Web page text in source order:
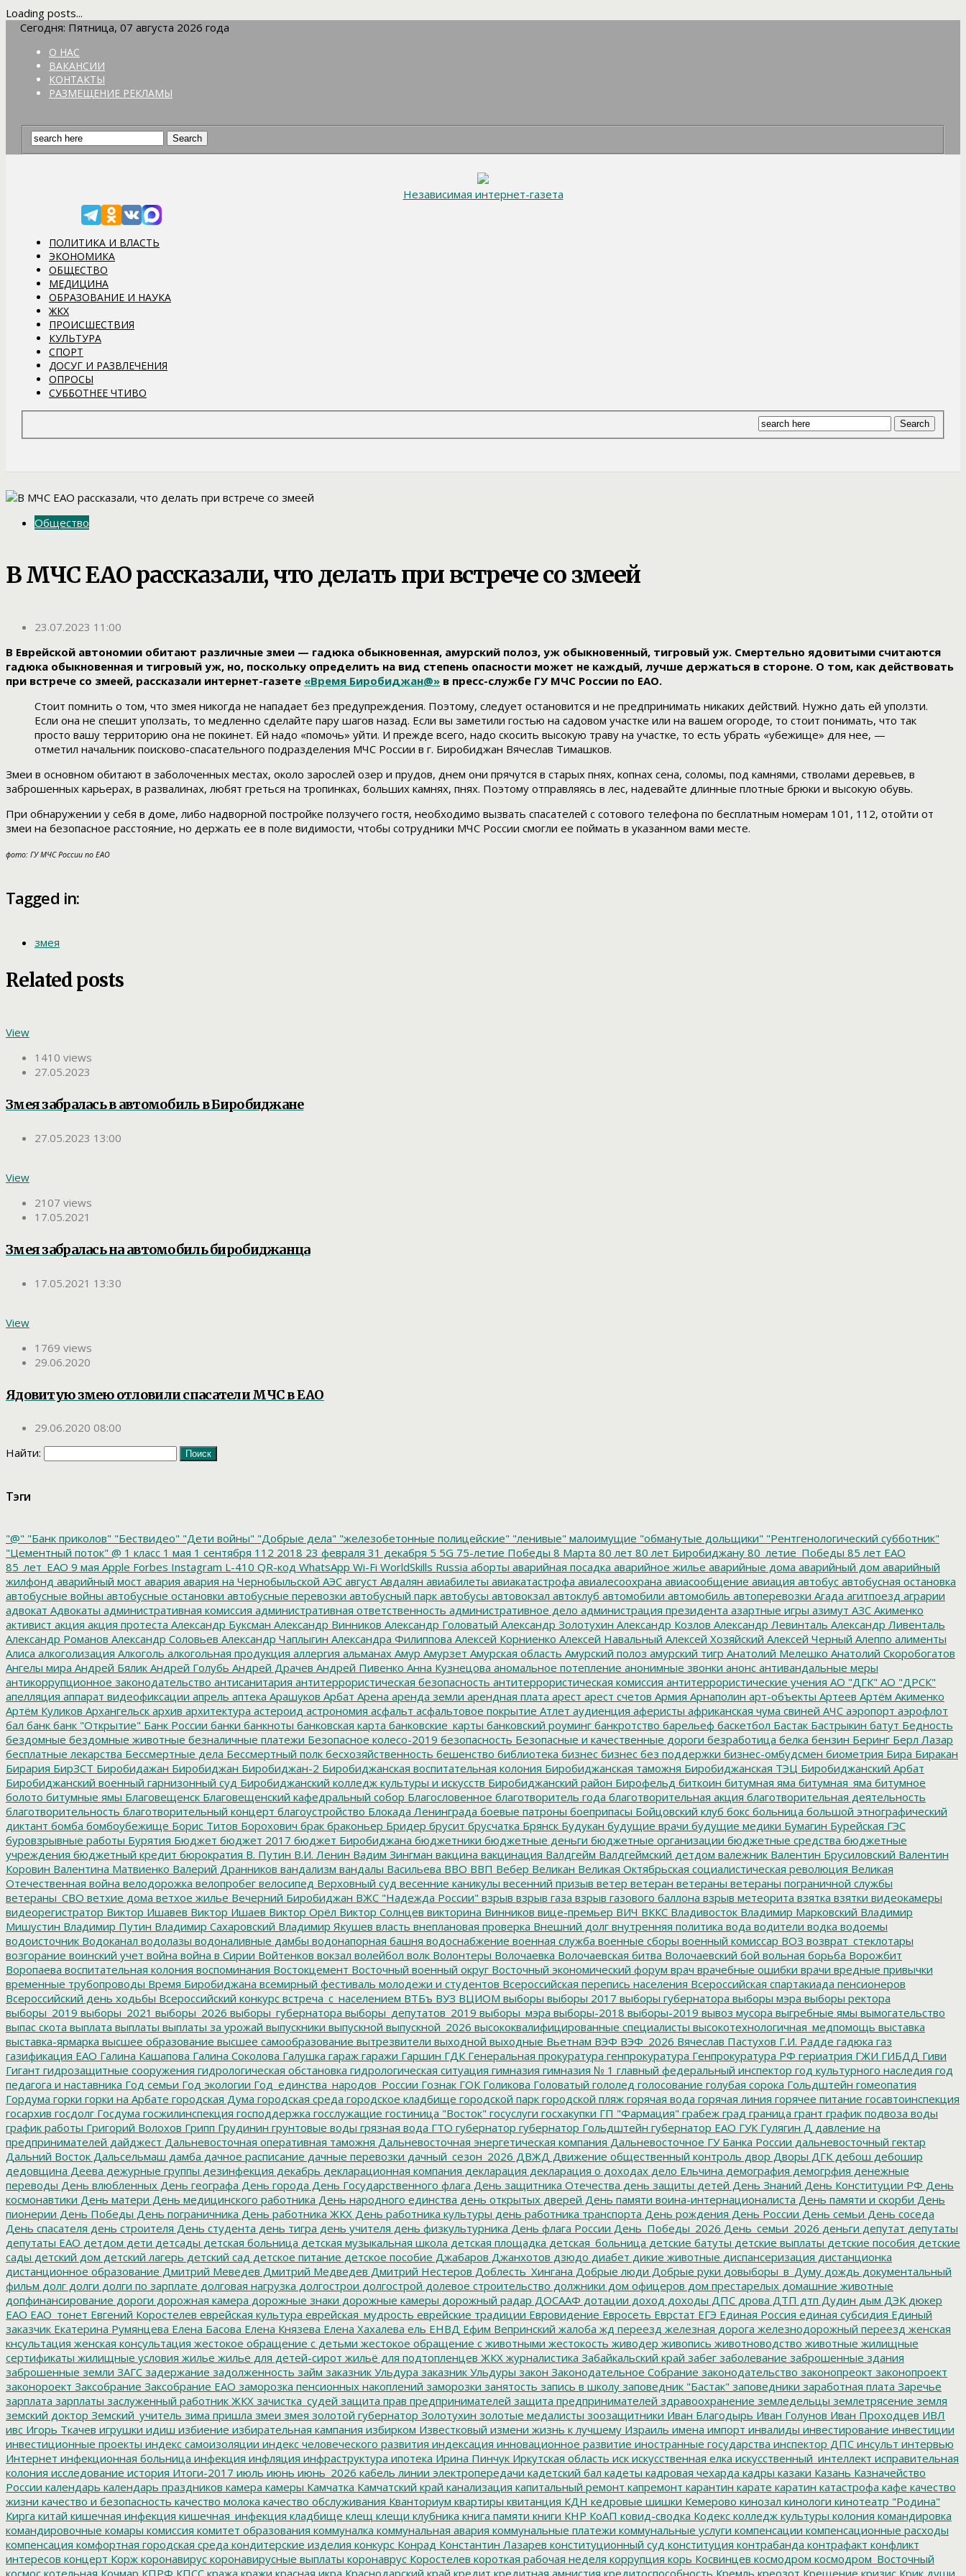
Loading posts...
Сегодня: Пятница, 07 августа 2026 года
О НАС
ВАКАНСИИ
КОНТАКТЫ
РАЗМЕЩЕНИЕ РЕКЛАМЫ
Независимая интернет-газета
ПОЛИТИКА И ВЛАСТЬ
ЭКОНОМИКА
ОБЩЕСТВО
МЕДИЦИНА
ОБРАЗОВАНИЕ И НАУКА
ЖКХ
ПРОИСШЕСТВИЯ
КУЛЬТУРА
СПОРТ
ДОСУГ И РАЗВЛЕЧЕНИЯ
ОПРОСЫ
СУББОТНЕЕ ЧТИВО
Общество
В МЧС ЕАО рассказали, что делать при встрече со змеей
23.07.2023 11:00
В Еврейской автономии обитают различные змеи — гадюка обыкновенная, амурский полоз, уж обыкновенный, тигровый уж. Смертельно ядовитыми считаются
гадюка обыкновенная и тигровый уж, но, поскольку определить на вид степень опасности может не каждый, лучше держаться в стороне. О том, как действовать
при встрече со змеей, рассказали интернет-газете «Время Биробиджан@» в пресс-службе ГУ МЧС России по ЕАО.
Стоит помнить о том, что змея никогда не нападает без предупреждения. Поэтому, следует остановится и не предпринимать никаких действий. Нужно дать ей уползти.
Если она не спешит уползать, то медленно сделайте пару шагов назад. Если вы заметили гостью на садовом участке или на вашем огороде, то стоит понимать, что так
просто вашу территорию она не покинет. Ей надо «помочь» уйти. И прежде всего, надо скосить высокую траву на участке, то есть убрать «убежище» для нее, —
отметил начальник поисково-спасательного подразделения МЧС России в г. Биробиджан Вячеслав Тимашков.
Змеи в основном обитают в заболоченных местах, около зарослей озер и прудов, днем они прячутся в старых пнях, копнах сена, соломы, под камнями, стволами деревьев, в
заброшенных карьерах, в развалинах, любят греться на тропинках, больших камнях, пнях. Поэтому отправляясь в лес, надевайте длинные плотные брюки и высокую обувь.
При обнаружении у себя в доме, либо надворной постройке ползучего гостя, необходимо вызвать спасателей с сотового телефона по бесплатным номерам 101, 112, отойти от
змеи на безопасное расстояние, но держать ее в поле видимости, чтобы сотрудники МЧС России смогли ее поймать в указанном вами месте.
фото: ГУ МЧС России по ЕАО
Tagged in:
змея
Related posts
View
1410 views
27.05.2023
Змея забралась в автомобиль в Биробиджане
27.05.2023 13:00
View
2107 views
17.05.2021
Змея забралась на автомобиль биробиджанца
17.05.2021 13:30
View
1769 views
29.06.2020
Ядовитую змею отловили спасатели МЧС в ЕАО
29.06.2020 08:00
Найти:
Тэги
"@" "Банк приколов" "Бествидео" "Дети войны" "Добрые дела" "железобетонные полицейские" "ленивые" малоимущие "обманутые дольщики" "Рентгенологический субботник"
"Цементный поток" @ 1 класс 1 мая 1 сентября 112 2018 23 февраля 31 декабря 5 5G 75-летие Победы 8 Марта 80 лет 80 лет Биробиджану 80_летие_Победы 85 лет ЕАО
85_лет_ЕАО 9 мая Apple Forbes Instagram L-410 QR-код WhatsApp Wi-Fi WorldSkills Russia аборты аварийная посадка аварийное жилье аварийные дома аварийный дом аварийный
жилфонд аварийный мост авария авария на Чернобыльской АЭС август Авдалян авиабилеты авиакатастрофа авиалесоохрана авиасообщение авиация автобус автобусная остановка
автобусные войны автобусные остановки автобусные перевозки автобусный парк автобусы автовокзал автоклуб автомобили автомобиль автоперевозки Агада агитпоезд аграрии
адвокат Адвокаты административная комиссия административная ответственность административное дело администрация президента азартные игры азимут АЗС Акименко
активист акция акция протеста Александр Буксман Александр Винников Александр Головатый Александр Золотухин Александр Козлов Александр Левинталь Александр Ливенталь
Александр Романов Александр Соловьев Александр Чаплыгин Александра Филиппова Алексей Корниенко Алексей Навальный Алексей Хозяйский Алексей Черный Алеппо алименты
Алиса алкоголизация Алкоголь алкогольная продукция аллергия альманах Амур Амурзет Амурская область Амурский полоз амурский тигр Анатолий Мелешко Анатолий Скоробогатов
Ангелы мира Андрей Бялик Андрей Голубь Андрей Драчев Андрей Пивенко Анна Кузнецова аномальное потепление анонимные звонки анонс антивандальные меры
антикоррупционное законодательство антисанитария антитеррористическая безопасность антитеррористическая комиссия антитеррористические учения АО "ДГК" АО "ДРСК"
апелляция аппарат видеофиксации апрель аптека Арашуков Арбат Арена аренда земли арендная плата арест арест счетов Армия Арнаполин арт-объекты Артеев Артём Акименко
Артём Куликов Архангельск архив архитектура астероид астрономия асфальт асфальтовое покрытие Атлет аудиенция аферисты африканская чума свиней АЧС аэропорт аэрофлот
бал банк банк "Открытие" Банк России банки банкноты банковская карта банковские_карты банковский роуминг банкротство барельеф баскетбол Бастак Бастрыкин батут Бедность
бездомные бездомные животные безналичные платежи Безопасное колесо-2019 безопасность Безопасные и качественные дороги безработица белка бензин Беринг Берл Лазар
бесплатные лекарства Бессмертные дела Бессмертный полк бесхозяйственность бешенство библиотека бизнес бизнес без поддержки бизнес-омбудсмен биометрия Бира Биракан
Бирария БирЗСТ Биробидажан Биробиджан Биробиджан-2 Биробиджанская воспитательная колония Биробиджанская таможня Биробиджанская ТЭЦ Биробиджанский Арбат
Биробиджанский военный гарнизонный суд Биробиджанский колледж культуры и искусств Биробиджанский район Бирофельд биткоин битумная яма битумная_яма битумное
болото битумные ямы Благовещенск Благовещенский кафедральный собор Благословенное благотворитель года благотворительная акция благотворительная деятельность
благотворительность благотворительный концерт благоустройство Блокада Ленинграда боевые патроны боеприпасы Бойцовский клуб бокс больница большой этнографический
диктант бомба бомбоубежище Борис Титов Борохович брак браконьер Бридер брусит брусчатка Брянск Будукан будущие врачи будущие медики Бумагин Бурейская ГЭС
буровзрывные работы Бурятия Бюджет бюджет 2017 бюджет Биробиджана бюджетники бюджетные деньги бюджетные организации бюджетные средства бюджетные
учреждения бюджетный кредит бюрократия В. Путин В.И. Ленин Вадим Зингман вакцина вакцинация Валдгейм Валдгеймский детдом валежник Валентин Брусиловский Валентин
Коровин Валентина Матвиенко Валерий Дранников вандализм вандалы Васильева ВВО ВВП Вебер Великан Великая Октябрьская социалистическая революция Великая
Отечественная война велодорожка велопробег велосипед Верховный суд весенние каникулы весенний призыв ветер ветеран ветераны ветераны пограничной службы
ветераны_СВО ветхие дома ветхое жилье Вечерний Биробиджан ВЖС "Надежда России" взрыв взрыв газа взрыв газового баллона взрыв метеорита взятка взятки видеокамеры
видеорегистратор Виктор Ишавев Виктор Ишаев Виктор Орёл Виктор Солнцев викторина Винников вице-премьер ВИЧ ВККС Владивосток Владимир Марковский Владимир
Мишустин Владимир Путин Владимир Сахаровский Владимир Якушев власть внеплановая проверка Внешний долг внутренняя политика вода водители водка водоемы
водоисточник Водоканал водолазы водоналивные дамбы водонапорная башня водоснабжение военная служба военные сборы военный комиссар ВОЗ возврат_стеклотары
возгорание воинский учет война война в Сирии Войтенков вокзал волейбол волк Волонтеры Волочаевка Волочаевская битва Волочаевский бой вольная борьба Ворожбит
Воропаева воспитательная колония воспоминания Востокцемент Восточный военный округ Восточный экономический форум врач врачебные ошибки врачи вредные привычки
временные трубопроводы Время Биробиджана всемирный фестиваль молодежи и студентов Всероссийская перепись населения Всероссийская спартакиада пенсионеров
Всероссийский день ходьбы Всероссийский конкурс встреча_с_населением ВТБъ ВУЗ ВЦИОМ выборы выборы 2017 выборы губернатора выборы мэра выборы ректора
выборы_2019 выборы_2021 выборы_2026 выборы_губернатора выборы_депутатов_2019 выборы_мэра выборы-2018 выборы-2019 вывоз мусора выгребные ямы вымогательство
выпас скота выплата выплаты выплаты за урожай выпускники выпускной выпускной_2026 высококвалифицированные специалисты высокотехнологичная_медпомощь выставка
выставка-ярмарка высшее образование высшее самообразование вытрезвители выходной выходные Вьетнам ВЭФ ВЭФ_2026 Вячеслав Пастухов Г.И. Радде гадюка газ
газификация ЕАО Галина Кашапова Галина Соколова Галушка гараж гаражи Гаршин ГДК Генеральная прокуратура генпрокуратура Генпрокуратура РФ гериатрия ГЖИ ГИБДД Гиви
Гигант гидрозащитные сооружения гидрологическая обстановка гидрологическая ситуация гимназия гимназия № 1 главный федеральный инспектор год культурного наследия год
педагога и наставника Год семьи Год экологии Год_единства_народов_России Гознак ГОК Голикова Головатый гололед голосование голубая сорока Гольдштейн гомеопатия
Гордума горки горки на Арбате городская Дума городская среда городское кладбище городской парк городской пляж горячая вода горячая линия горячее питание госавтоинспекция
госархив госдолг Госдума госжилинспекция господдержка госслужащие гостиница "Восток" госуслуги госхакупки ГП "Фармация" грабеж град граница грант график подвоза воды
график работы Григорий Волохов Грипп Грудинин грунтовые воды грязная вода ГТО губернатор губернатор Гольдштейн губернатор ЕАО ГУК Гулягин Д давление на
предпринимателей дайджест Дальневосточная оперативная таможня Дальневосточная энергетическая компания Дальневосточное ГУ Банка России дальневосточный гектар
Дальний Восток Дальсельмаш дамба дачное расписание дачные перевозки дачный_сезон_2026 ДВЖД Движение общественный контроль двор Дворы ДГК дебош дебошир
дедовщина Деева дежурные группы дезинфекция декабрь декларационная компания декларация декларация о доходах дело Ельчина демография демогрфия денежные
переводы День влюбленных День географа День города День Государственного флага День защитника Отечества день защиты детей День Знаний День Конституции РФ День
космонавтики День матери День медицинского работника День народного единства день открытых дверей День памяти воина-интернационалиста День памяти и скорби День
пионерии День Победы День пограничника День работника ЖКХ День работника культуры день работника транспорта День рождения День России День семьи День соседа
День спасателя день строителя День студента день тигра день учителя день физкультурника День флага России День_Победы_2026 День_семьи_2026 деньги депутат депутаты
депутаты ЕАО детдом дети детсады детская больница детская музыкальная школа детская площадка детская_больница детские батуты детские выплаты детские пособия детские
сады детский дом детский лагерь детский сад детское питание детское пособие Джабаров Джанхотов дзюдо диабет дикие животные диспансеризация дистанционка
дистанционное образование Дмитрий Меведев Дмитрий Медведев Дмитрий Нестеров Доблесть_Хингана Добрые люди Добрые руки довыборы_в_Думу дождь документальный
фильм долг долги долги по зарплате долговая нагрузка долгострои долгострой долевое строительство должники дом офицеров дом престарелых домашние животные
допфинансирование дороги дорожная камера дорожные знаки дорожные камеры дорожный радар ДОСААФ дотации доход доходы ДПС дрова ДТП дтп Дудин дым ДЭК дюкер
ЕАО ЕАО_тонет Евгений Коростелев еврейская культура еврейская_мудрость еврейские традиции Евровидение Евросеть Еврстат ЕГЭ Единая Россия единая субсидия Единый
заказчик Екатерина Румянцева Елена Басова Елена Князева Елена Хахалева ель ЕНВД Ефим Вепринский жалоба жд переезд железная дорога железнодорожный переезд женская
кнсультация женская консультация жестокое обращение с детьми жестокое обращение с животными жестокость живодер живопись животноводство животные жилищные
сертификаты жилищные условия жилье жилье для детей-сирот жильё для подтопленцев ЖКХ журналистика Забайкальский край забег заболевание заброшенные здания
заброшенные земли ЗАГС задержание задолженность займ заказник Ульдура заказник Ульдуры закон Законодательное Собрание законодательство законопреокт законопроект
законороект Заксобрание Заксобрание ЕАО заморозка пенсионных накоплений заморозки занятость запись в школу заповедник "Бастак" заповедники заработная плата Заречье
зарплата зарплаты заслуженный работник ЖКХ зачистка_судей защита прав предпринимателей защита предпринимателей здравоохранение земледельцы землетрясение земля
земский доктор Земский_учитель зима пришла змеи змея золотой губернатор Золотухин золотые медалисты зоозащитники Иван Благодырь Иван Голунов Иван Проходцев ИВЛ
ивс Игорь Ткачев игрушки идиш избиение избирательная кампания избирком Известковый измени жизнь к лучшему Израиль имена импорт инвалиды инвестирование инвестиции
инвестиционные проекты индекс самоизоляции индекс человеческого развития индексация инновационное развитие иностранные государства инспектор ДПС инсульт интервью
Интернет инфекционная больница инфекция инфляция инфраструктура ипотека Ирина Пинчук Иркутская область иск искусственная елка искусственный_интеллект исправительная
колония исследование история Итоги-2017 июль июнь июнь_2026 кабель линии электропередачи кадетский бал кадеты кадровая чехарда кадры казаки Казань Казначейство
России календарь календарь праздников камера камеры Камчатка Камчатский край канализация капитальный ремонт капремонт карантин карате каратин катастрофа кафе качество
жизни качество и безопасность качество молока качество обслуживания Кванториум квартиры квитанция КДН кедровые шишки Кемерово кинозал кинологи кинотеатр "Родина"
Кирга китай кишечная инфекция кишечная_инфекция кладбище клещ клещи клубника книга памяти книги КНР КоАП ковид-сводка Кодекс колледж культуры колония командировка
командировочные комары комиссия комитет образования коммуналка коммунальная авария коммунальные платежи коммунальные услуги компенсации компенсационные расходы
компенсация комфортная городская среда кондитерские изделия конкурс Конрад Константин Лазарев конституционный суд конституция контрабанда контрафакт конфликт
интересов концерт Корж коронавирус коронавирусные выплаты коронаврус Коростелев короткая рабочая неделя коррупция корь Косвинцев космодром космодром_Восточный
космос котельная Кочмар КПРФ КПСС кража кражи красная икра Краснодарский край кредит кредитная амнистия кредитоспособность Кремль креозот Крещение кризис Крик души